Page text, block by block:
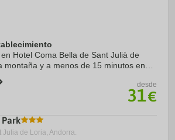
Hotel Coma Bella de Sant Julià de
montaña y a menos de 15 minutos en
hotel se encuentra ...
desde
31€
Park
Julia de Loria, Andorra.